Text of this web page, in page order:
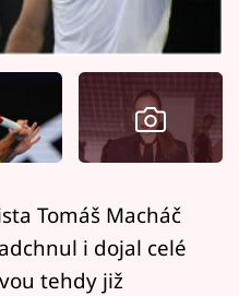
Vary
Tomáš Macháč
i dojal celé
tehdy již